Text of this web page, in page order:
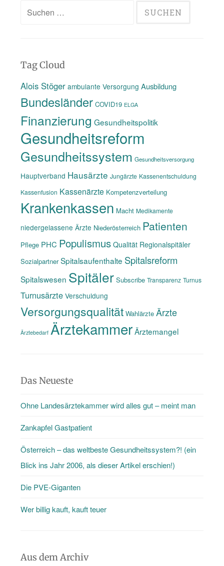
Suchen
Tag Cloud
Alois Stöger ambulante Versorgung Ausbildung
Bundesländer COVID19 ELGA
Finanzierung Gesundheitspolitik
Gesundheitsreform
Gesundheitssystem Gesundheitsversorgung
Hauptverband Hausärzte Jungärzte Kassenentschuldung
Kassenfusion Kassenärzte Kompetenzverteilung
Krankenkassen Macht Medikamente
niedergelassene Ärzte Niederösterreich Patienten
Pflege PHC Populismus Qualität Regionalspitäler
Sozialpartner Spitalsaufenthalte Spitalsreform
Spitalswesen Spitäler Subscribe Transparenz Turnus
Turnusärzte Verschuldung
Versorgungsqualität Wahlärzte Ärzte
Ärztebedarf ÄrztekammerÄrztemangel
Das Neueste
Ohne Landesärztekammer wird alles gut – meint man
Zankapfel Gastpatient
Österreich – das weltbeste Gesundheitssystem?! (ein
Blick ins Jahr 2006, als dieser Artikel erschien!)
Die PVE-Giganten
Wer billig kauft, kauft teuer
Aus dem Archiv